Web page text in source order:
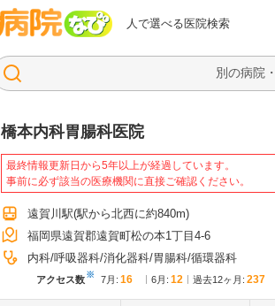
人で選べる医院検索
病院なび
橋本内科胃腸科医院
最終情報更新日から5年以上が経過しています。
事前に必ず該当の医療機関に直接ご確認ください。
遠賀川駅(駅から北西に約840m)
福岡県遠賀郡遠賀町松の本1丁目4-6
内科 呼吸器科 消化器科 胃腸科 循環器科
アクセス数※ 7月 : 16 6月 : 12 過去12ヶ月: 237